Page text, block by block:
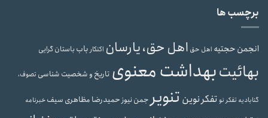
برچسب ها
انجمن حجتیه اهل حق اهل حق، یارسان اکنکارباب باستان گرایی
بهائیتبهداشت معنوی تاریخ و شخصیت شناسی تصوف،
گنابادیه تفکر نوتفکر نوین تنویر جمن نیوزحمیدرضا مظاهری سیفخبرنامه